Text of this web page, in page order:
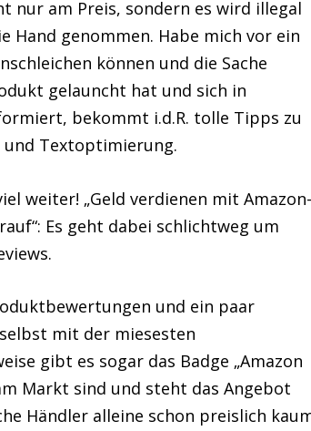
nur am Preis, sondern es wird illegal
Hand genommen. Habe mich vor ein
können und die Sache
gelauncht hat und sich in
bekommt i.d.R. tolle Tipps zu
und Textoptimierung.
weiter! „Geld verdienen mit
Es geht dabei schlichtweg um
und ein paar
mit der miesesten
gibt es sogar das Badge „Amazon
Markt sind und steht das Angebot
Händler alleine schon preislich